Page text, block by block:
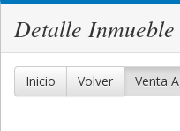
Detalle Inmueble
Inicio Volver Venta